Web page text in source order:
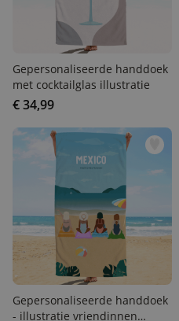
Gepersonaliseerde
handdoek met cocktailglas
illustratie
€ 34,99
Gepersonaliseerde
handdoek - illustratie